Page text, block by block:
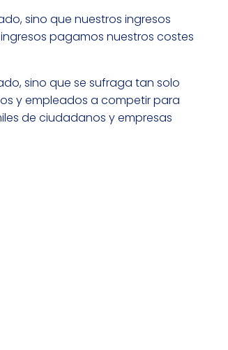
sino que nuestros ingresos
pagamos nuestros costes
sino que se sufraga tan solo
y empleados a competir para
de ciudadanos y empresas